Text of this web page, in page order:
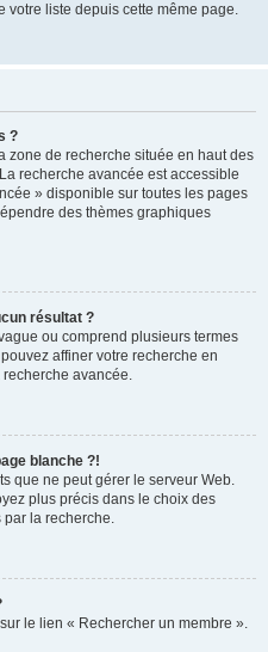
votre liste depuis cette même page.
?
zone de recherche située en haut des
recherche avancée est accessible
» disponible sur toutes les pages
des thèmes graphiques
résultat ?
ou comprend plusieurs termes
affiner votre recherche en
avancée.
blanche ?!
que ne peut gérer le serveur Web.
plus précis dans le choix des
par la recherche.
le lien « Rechercher un membre ».